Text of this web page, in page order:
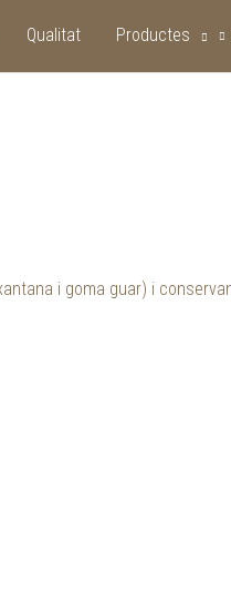
Qualitat Productes
i goma guar) i